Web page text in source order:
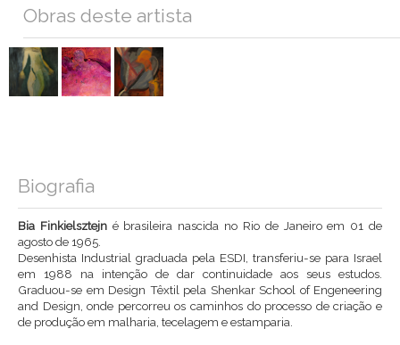
Obras deste artista
Biografia
Bia Finkielsztejné brasileira nascida no Rio de Janeiro em 01 de
agosto de 1965.
Desenhista Industrial graduada pela ESDI, transferiu-se para Israel
em 1988 na intenção de dar continuidade aos seus estudos.
Graduou-se em Design Têxtil pela Shenkar School of Engeneering
and Design, onde percorreu os caminhos do processo de criação e
de produção em malharia, tecelagem e estamparia.